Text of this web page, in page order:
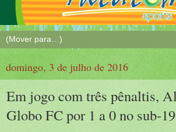
domingo, 3 de julho de 2016
Em jogo com três pênaltis,
Globo FC por 1 a 0 no sub-19